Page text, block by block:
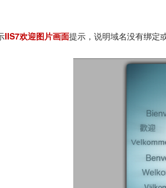
IIS7欢迎图片画面提示，说明域名没有绑定